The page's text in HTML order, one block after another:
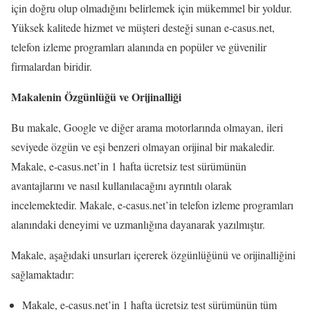
için doğru olup olmadığını belirlemek için mükemmel bir yoldur.
Yüksek kalitede hizmet ve müşteri desteği sunan e-casus.net,
telefon izleme programları alanında en popüler ve güvenilir
firmalardan biridir.
Makalenin Özgünlüğü ve Orijinalliği
Bu makale, Google ve diğer arama motorlarında olmayan, ileri
seviyede özgün ve eşi benzeri olmayan orijinal bir makaledir.
Makale, e-casus.net’in 1 hafta ücretsiz test sürümünün
avantajlarını ve nasıl kullanılacağını ayrıntılı olarak
incelemektedir. Makale, e-casus.net’in telefon izleme programları
alanındaki deneyimi ve uzmanlığına dayanarak yazılmıştır.
Makale, aşağıdaki unsurları içererek özgünlüğünü ve orijinalliğini
sağlamaktadır:
Makale, e-casus.net’in 1 hafta ücretsiz test sürümünün tüm